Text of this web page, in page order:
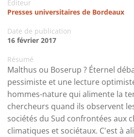
Editeur
Presses universitaires de Bordeaux
Date de publication
16 février 2017
Résumé
Malthus ou Boserup ? Éternel
pessimiste et une lecture
hommes-nature qui alimente la
chercheurs quand ils observent
sociétés du Sud confrontées aux
climatiques et sociétaux. C'est à